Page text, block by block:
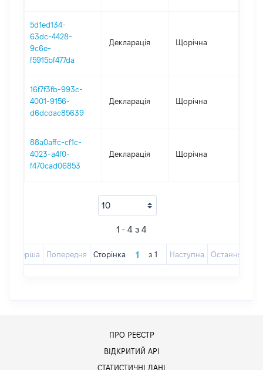
5d1ed134-
63dc-4428-
9c6e-
f5915bf477da
Декларація Щорічна
16f7f3fb-993c-
4001-9156-
d6dcdac85639
Декларація Щорічна
88a0affc-cf1c-
4023-a4f0-
f470cad06853
Декларація Щорічна
1 - 4 з 4
Перша Попередня Сторінка з 1 Наступна Остання
ПРО РЕЄСТР
ВІДКРИТИЙ АРІ
СТАТИСТИЧНІ ДАНІ